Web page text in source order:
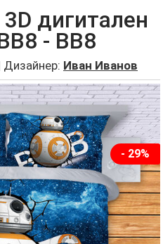
дигитален
- BB8
Дизайнер: Иван Иванов
- 29%